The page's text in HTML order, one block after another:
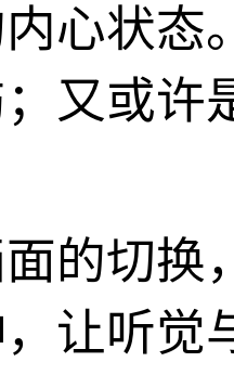
心状态
又或许
的切换
让听觉